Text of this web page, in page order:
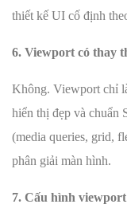
thiết kế UI cố định
6. Viewport có thay
Không. Viewport chỉ
hiển thị đẹp và chuẩn
(media queries, grid,
phân giải màn hình.
7. Cấu hình